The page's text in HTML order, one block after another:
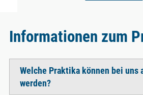
Informationen zum
Welche Praktika können bei uns
werden?